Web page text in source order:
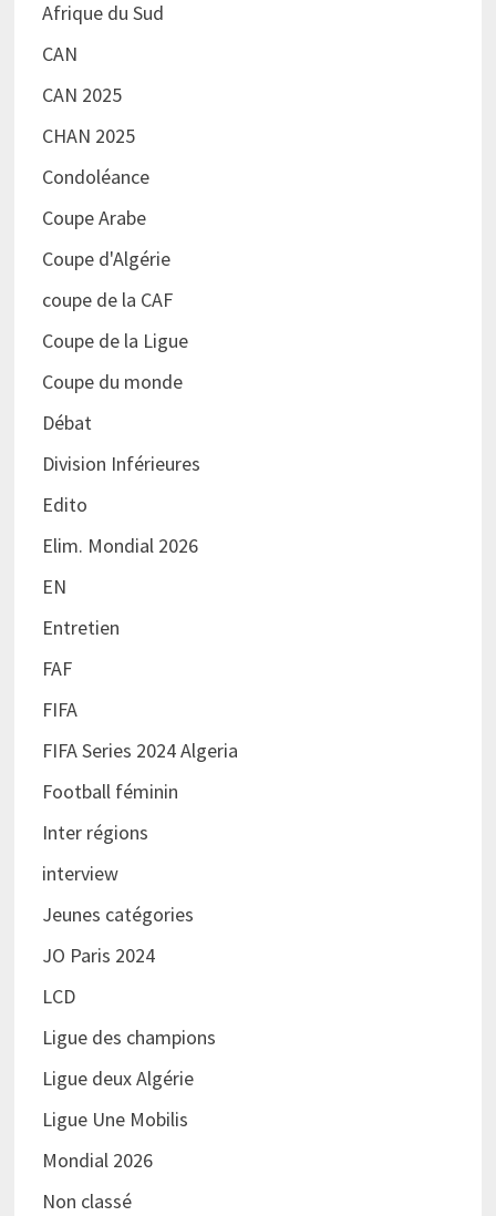
Afrique du Sud
CAN
CAN 2025
CHAN 2025
Condoléance
Coupe Arabe
Coupe d'Algérie
coupe de la CAF
Coupe de la Ligue
Coupe du monde
Débat
Division Inférieures
Edito
Elim. Mondial 2026
EN
Entretien
FAF
FIFA
FIFA Series 2024 Algeria
Football féminin
Inter régions
interview
Jeunes catégories
JO Paris 2024
LCD
Ligue des champions
Ligue deux Algérie
Ligue Une Mobilis
Mondial 2026
Non classé